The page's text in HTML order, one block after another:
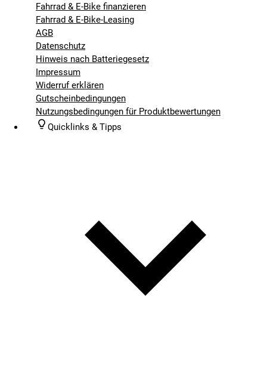
Fahrrad & E-Bike finanzieren
Fahrrad & E-Bike-Leasing
AGB
Datenschutz
Hinweis nach Batteriegesetz
Impressum
Widerruf erklären
Gutscheinbedingungen
Nutzungsbedingungen für Produktbewertungen
Quicklinks & Tipps